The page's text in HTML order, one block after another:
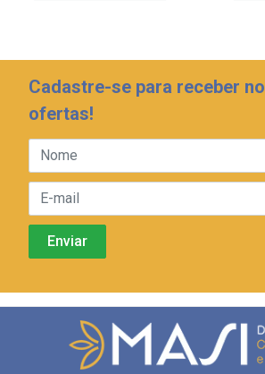
Cadastre-se para receber
ofertas!